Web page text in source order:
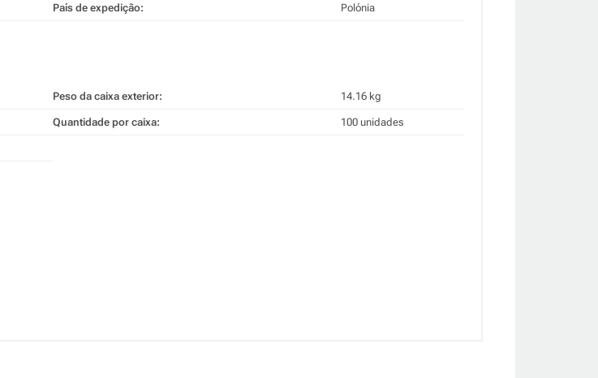
País de expedição: Polónia
Peso da caixa exterior: 14.16 kg
Quantidade por caixa: 100 unidades